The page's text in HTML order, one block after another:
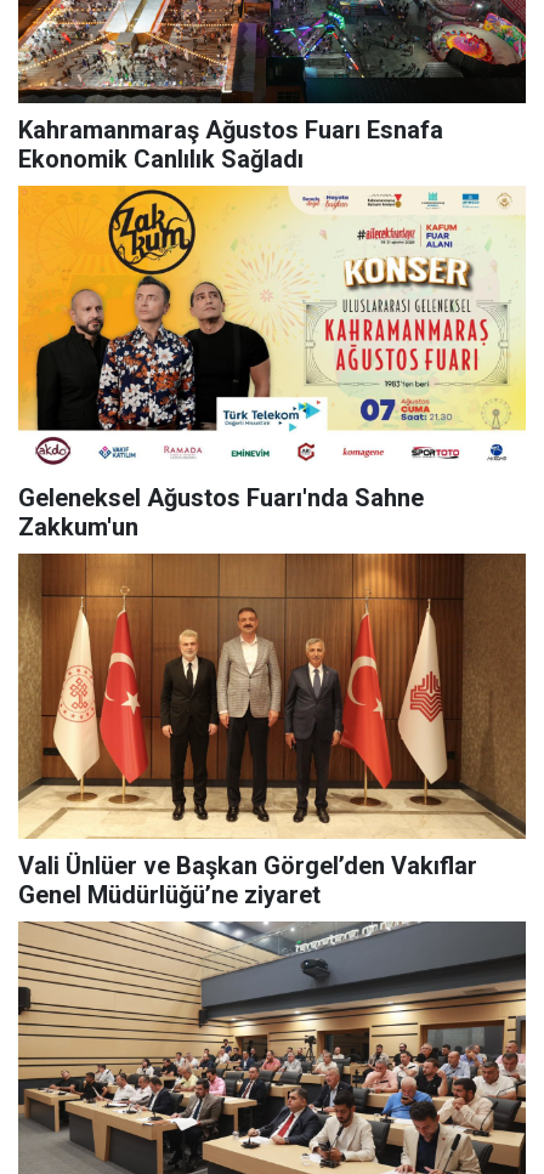
Kahramanmaraş Ağustos Fuarı Esnafa
Ekonomik Canlılık Sağladı
Geleneksel Ağustos Fuarı'nda Sahne
Zakkum'un
Vali Ünlüer ve Başkan Görgel’den Vakıflar
Genel Müdürlüğü’ne ziyaret